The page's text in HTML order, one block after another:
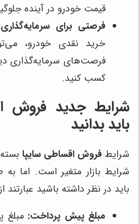
قیمت خودرو در آینده
فرصتی برای
خرید نقدی خودرو،
فرصت‌های سرمایه‌گذاری
کسب کنید.
شرایط جدید فروش
باید بدانید
شرایط فروش اقساطی سایپا
شرایط بازار متغیر است. اما
باید در نظر داشته باشید عبارتند
مبلغ پیش پرداخت: مبلغ